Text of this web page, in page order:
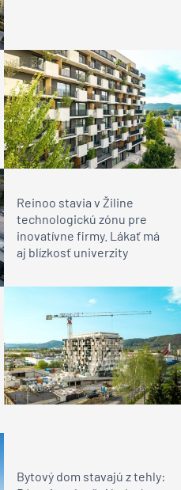
Reinoo stavia v Žiline
technologickú zónu pre
inovatívne firmy. Lákať má
aj blízkosť univerzity
Bytový dom stavajú z tehly: